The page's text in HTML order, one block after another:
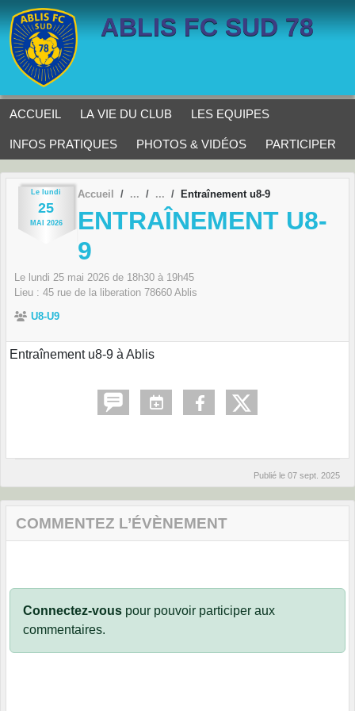
ABLIS FC SUD 78
ACCUEIL LA VIE DU CLUB LES EQUIPES
INFOS PRATIQUES PHOTOS & VIDÉOS PARTICIPER
Le lundi
25
MAI 2026
Accueil Entraînement u8-9
ENTRAÎNEMENT U8-
9
Le lundi 25 mai 2026 de 18h30 à 19h45
Lieu : 45 rue de la liberation 78660 Ablis
U8-U9
Entraînement u8-9 à Ablis
Publié le 07 sept. 2025
COMMENTEZ L’ÉVÈNEMENT
Connectez-vous pour pouvoir participer aux
commentaires.
Panneau de gestion des cookies